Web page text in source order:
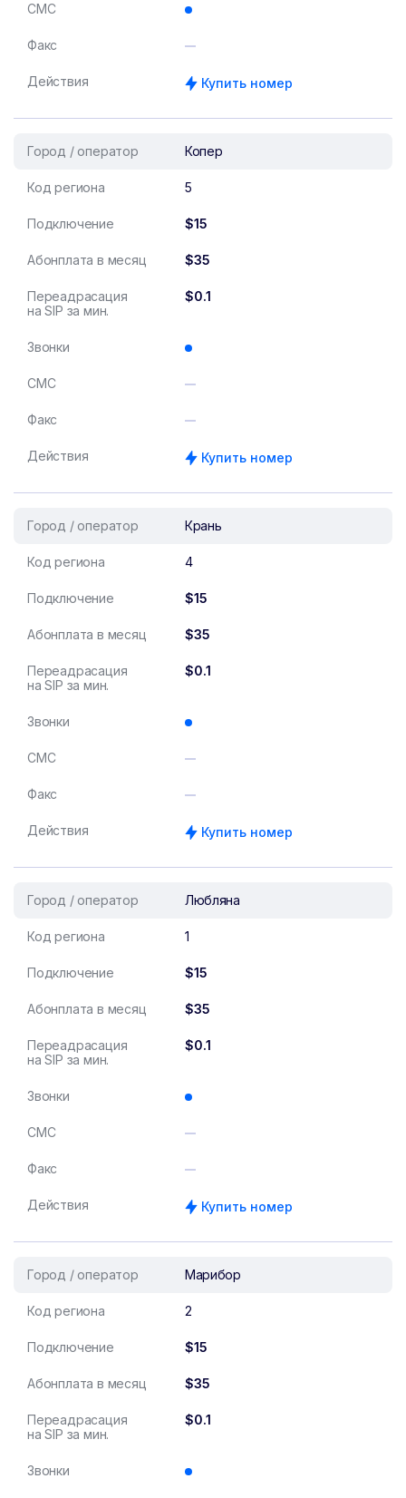
СМС
Факс
Действия Купить номер
Город / оператор Копер
Код региона 5
Подключение $15
Абонплата в месяц $35
Переадрасация
на SIP за мин.
$0.1
Звонки
СМС
Факс
Действия Купить номер
Город / оператор Крань
Код региона 4
Подключение $15
Абонплата в месяц $35
Переадрасация
на SIP за мин.
$0.1
Звонки
СМС
Факс
Действия Купить номер
Город / оператор Любляна
Код региона 1
Подключение $15
Абонплата в месяц $35
Переадрасация
на SIP за мин.
$0.1
Звонки
СМС
Факс
Действия Купить номер
Город / оператор Марибор
Код региона 2
Подключение $15
Абонплата в месяц $35
Переадрасация
на SIP за мин.
$0.1
Звонки